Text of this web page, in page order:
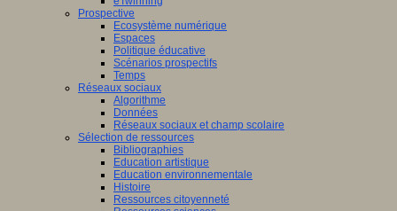
Prospective
Ecosystème numérique
Espaces
Politique éducative
Scénarios prospectifs
Temps
Réseaux sociaux
Algorithme
Données
Réseaux sociaux et champ scolaire
Sélection de ressources
Bibliographies
Education artistique
Education environnementale
Histoire
Ressources citoyenneté